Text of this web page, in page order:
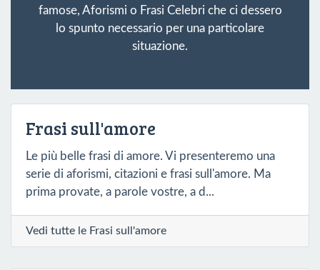
famose, Aforismi o Frasi Celebri che ci dessero
lo spunto necessario per una particolare
situazione.
Frasi sull'amore
Le più belle frasi di amore. Vi presenteremo una
serie di aforismi, citazioni e frasi sull'amore. Ma
prima provate, a parole vostre, a d...
Vedi tutte le Frasi sull'amore